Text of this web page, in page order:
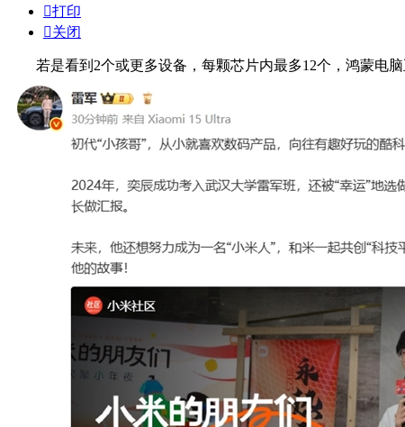
打印
关闭
若是看到2个或更多设备，每颗芯片内最多12个，鸿蒙电脑